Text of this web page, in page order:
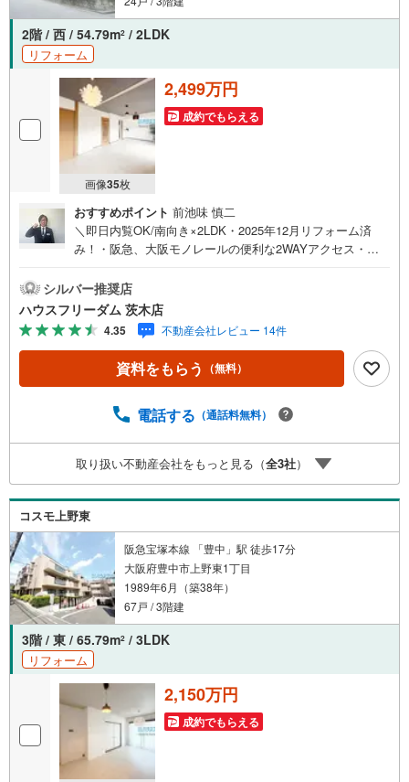
2階 / 西 / 54.79m2 / 2LDK
リフォーム
画像35枚
2,499万円
成約でもらえる
おすすめポイント 前池味 慎二
＼即日内覧OK/南向き×2LDK・2025年12月リフォーム済
み！・阪急、大阪モノレールの便利な2WAYアクセス・全
まいいただけます【リフォーム内容】キッチン・浴室・ト
イレ・洗面化粧台・壁・床 等【お買い物施設】・万代豊
中本町店:徒歩4分・セブンイレブン豊中本町9丁目店:徒歩6
分・シェフカワカミ豊中店:徒歩11分・ライフ豊中店:徒歩1
3分・キリン堂豊中本町店:徒歩5分【教育施設】・あけぼの
風の森保育園:徒歩6分・豊中市立上野小学校:徒歩13分・豊
≪*≫*≪*≫*≪現地見学のご予約、物件詳細はお気軽にお問
キッズスペース・授乳室（エアコン・空気清浄機設置）が
ございます（19時以降も問合せ対応）≫*≪*≫*≪*≫*≪*≫
*≪*≫*≪*≫*≪*≫*≪
シルバー推奨店
ハウスフリーダム 茨木店
4.35 不動産会社レビュー 14件
資料をもらう （無料）
電話する （通話料無料）
取り扱い不動産会社をもっと見る（全3社）
コスモ上野東
阪急宝塚本線 「豊中」駅 徒歩17分
大阪府豊中市上野東1丁目
1989年6月（築38年）
67戸 / 3階建
3階 / 東 / 65.79m2 / 3LDK
リフォーム
2,150万円
成約でもらえる